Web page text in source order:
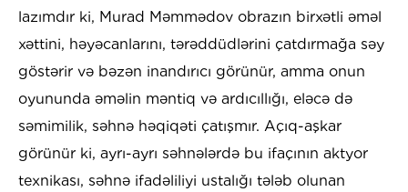
lazımdır ki, Murad Məmmədov obrazın birxətli əməl
xəttini, həyəcanlarını, tərəddüdlərini çatdırmağa səy
göstərir və bəzən inandırıcı görünür, amma onun
oyununda əməlin məntiq və ardıcıllığı, eləcə də
səmimilik, səhnə həqiqəti çatışmır. Açıq-aşkar
görünür ki, ayrı-ayrı səhnələrdə bu ifaçının aktyor
texnikası, səhnə ifadəliliyi ustalığı tələb olunan